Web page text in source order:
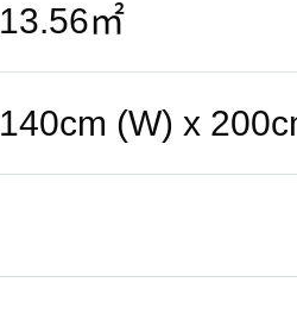
13.56㎡
140cm (W) x